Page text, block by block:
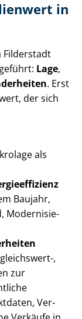
in
Filderstadt
Lage,
. Erst
der sich
als
Baujahr,
Mo­der­ni­sie­
,
zur
Ver­